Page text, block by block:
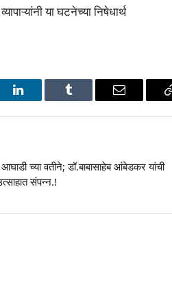
या घटनेच्या निषेधार्थ
LinkedIn Tumblr Email
च्या वतीने; डॉ.बाबासाहेब आंबेडकर यांची
संपन्न.!